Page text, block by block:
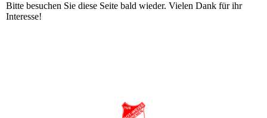
Bitte besuchen Sie diese Seite bald wieder. Vielen Dank für ihr
Interesse!